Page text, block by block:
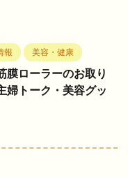
報 美容・健康
膜ローラーのお取り
婦トーク・美容グッ